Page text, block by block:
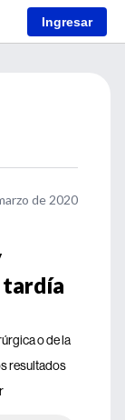
Ingresar
de 2020
tardía
o de la
resultados